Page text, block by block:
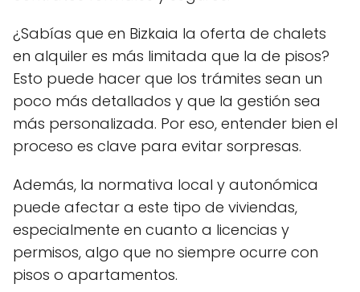
¿Sabías que en Bizkaia la oferta de chalets
en alquiler es más limitada que la de pisos?
Esto puede hacer que los trámites sean un
poco más detallados y que la gestión sea
más personalizada. Por eso, entender bien el
proceso es clave para evitar sorpresas.
Además, la normativa local y autonómica
puede afectar a este tipo de viviendas,
especialmente en cuanto a licencias y
permisos, algo que no siempre ocurre con
pisos o apartamentos.